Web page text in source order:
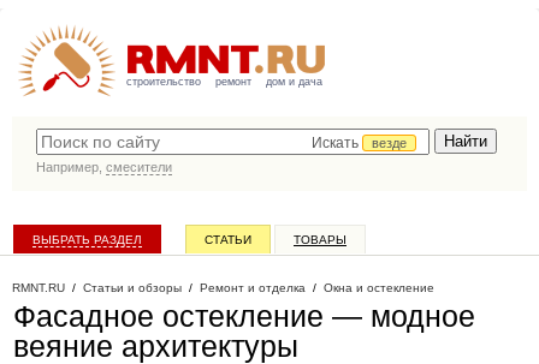
строительство ремонт дом и дача
Искать
везде
Например, смесители
ВЫБРАТЬ РАЗДЕЛ СТАТЬИ ТОВАРЫ
RMNT.RU / Статьи и обзоры / Ремонт и отделка / Окна и остекление
Фасадное остекление — модное
веяние архитектуры